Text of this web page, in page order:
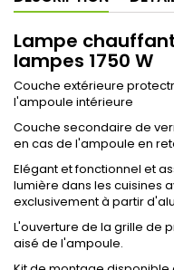
Lampe
lampes 1750 W
Couche extérieure
l'ampoule intérieure
Couche secondaire de
en cas de l'ampoule en
Elégant et fonctionnel et
lumière dans les cuisines
exclusivement à partir
L'ouverture de la grille de
aisé de l'ampoule.